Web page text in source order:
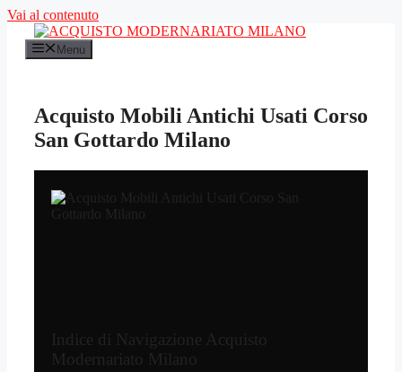
Vai al contenuto
Menu
Acquisto Mobili Antichi Usati Corso
San Gottardo Milano
Indice di Navigazione Acquisto
Modernariato Milano